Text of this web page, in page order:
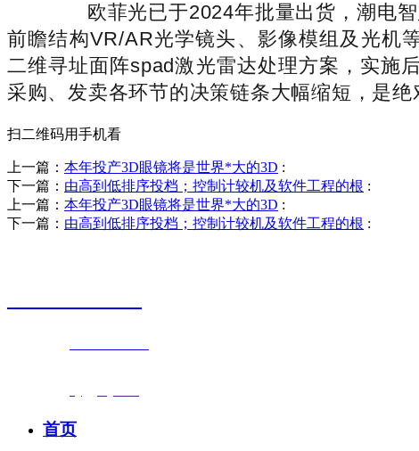
欧菲光已于2024年批量出货，潮电智
前瞻结构VR/AR光学镜头、影像模组及光机
二维寻址面阵spad激光雷达处理方案，实施
采购、发卖各环节的决策链条大幅缩短，是绝
扫二维码用手机看
上一篇： 本年投产3D眼镜将是世界*大的3D :
下一篇： 由高到低排序投档；控制计较机及软件工程的根 :
上一篇： 本年投产3D眼镜将是世界*大的3D :
下一篇： 由高到低排序投档；控制计较机及软件工程的根 :
首页